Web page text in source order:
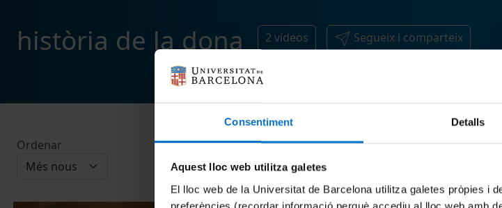
Consentiment Detalls
Aquest lloc web utilitza galetes
El lloc web de la Universitat de Barcelona utilitza galetes pròpies i
història de la dona 2 vídeos Segueix i comparteix
Ordenar